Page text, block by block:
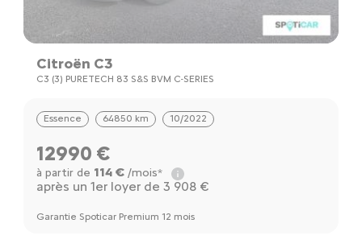
Citroën C3
C3 (3) PURETECH 83 S&S BVM C-SERIES
Essence 64850 km 10/2022
12990 €
à partir de 114 €/mois*
après un 1er loyer de 3 908 €
Garantie Spoticar Premium 12 mois